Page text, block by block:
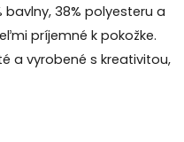
38% polyesteru a
príjemné k pokožke.
a vyrobené s kreativitou,